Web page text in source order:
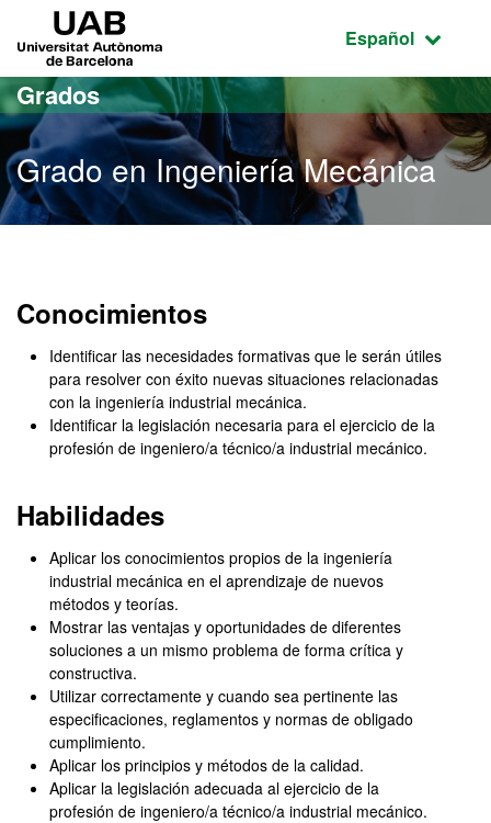
Acceso al contenido principal
Acceso a la navegación de la página
Idioma
Español
Grados
Grado en Ingeniería Mecánica
Conocimientos
Identificar las necesidades formativas que le serán útiles
para resolver con éxito nuevas situaciones relacionadas
con la ingeniería industrial mecánica.
Identificar la legislación necesaria para el ejercicio de la
profesión de ingeniero/a técnico/a industrial mecánico.
Habilidades
Aplicar los conocimientos propios de la ingeniería
industrial mecánica en el aprendizaje de nuevos
métodos y teorías.
Mostrar las ventajas y oportunidades de diferentes
soluciones a un mismo problema de forma crítica y
constructiva.
Utilizar correctamente y cuando sea pertinente las
especificaciones, reglamentos y normas de obligado
cumplimiento.
Aplicar los principios y métodos de la calidad.
Aplicar la legislación adecuada al ejercicio de la
profesión de ingeniero/a técnico/a industrial mecánico.